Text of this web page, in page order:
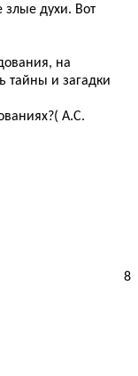
духи. Вот
на
тайны и загадки
А.С.
8